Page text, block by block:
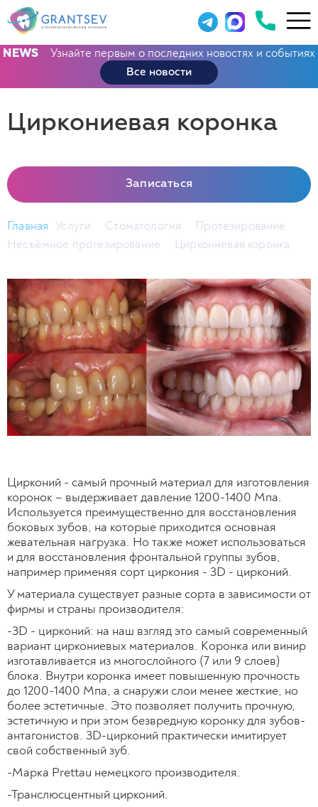
NEWS Узнайте первым о последних новостях и событиях
Все новости
Циркониевая коронка
Записаться
Главная Услуги Стоматология
Протезирование
Несъёмное протезирование
Циркониевая коронка
Цирконий - самый прочный материал для изготовления
коронок – выдерживает давление 1200-1400 Мпа.
Используется преимущественно для восстановления
боковых зубов, на которые приходится основная
жевательная нагрузка. Но также может использоваться
и для восстановления фронтальной группы зубов,
например применяя сорт циркония - 3D - цирконий.
У материала существует разные сорта в зависимости от
фирмы и страны производителя:
-3D - цирконий: на наш взгляд это самый современный
вариант циркониевых материалов. Коронка или винир
изготавливается из многослойного (7 или 9 слоев)
блока. Внутри коронка имеет повышенную прочность
до 1200-1400 Мпа, а снаружи слои менее жесткие, но
более эстетичные. Это позволяет получить прочную,
эстетичную и при этом безвредную коронку для зубов-
антагонистов. 3D-цирконий практически имитирует
свой собственный зуб.
-Марка Prettau немецкого производителя.
-Транслюсцентный цирконий.